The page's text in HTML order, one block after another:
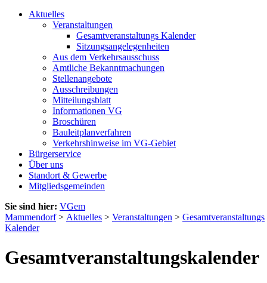
Aktuelles
Veranstaltungen
Gesamtveranstaltungs Kalender
Sitzungsangelegenheiten
Aus dem Verkehrsausschuss
Amtliche Bekanntmachungen
Stellenangebote
Ausschreibungen
Mitteilungsblatt
Informationen VG
Broschüren
Bauleitplanverfahren
Verkehrshinweise im VG-Gebiet
Bürgerservice
Über uns
Standort & Gewerbe
Mitgliedsgemeinden
Sie sind hier: VGem
Mammendorf> Aktuelles > Veranstaltungen > Gesamtveranstaltungs
Kalender
Gesamtveranstaltungskalender